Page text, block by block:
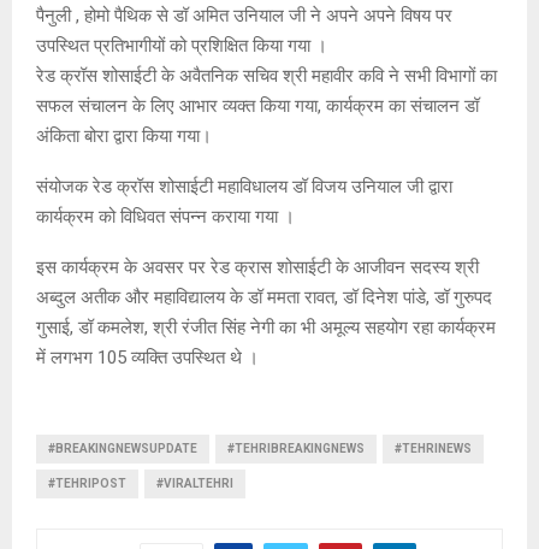
पैनुली , होमो पैथिक से डॉ अमित उनियाल जी ने अपने अपने विषय पर
उपस्थित प्रतिभागीयों को प्रशिक्षित किया गया ।
रेड क्रॉस शोसाईटी के अवैतनिक सचिव श्री महावीर कवि ने सभी विभागों का
सफल संचालन के लिए आभार व्यक्त किया गया, कार्यक्रम का संचालन डॉ
अंकिता बोरा द्वारा किया गया।
संयोजक रेड क्रॉस शोसाईटी महाविधालय डॉ विजय उनियाल जी द्वारा
कार्यक्रम को विधिवत संपन्न कराया गया ।
इस कार्यक्रम के अवसर पर रेड क्रास शोसाईटी के आजीवन सदस्य श्री
अब्दुल अतीक और महाविद्यालय के डॉ ममता रावत, डॉ दिनेश पांडे, डॉ गुरुपद
गुसाई, डॉ कमलेश, श्री रंजीत सिंह नेगी का भी अमूल्य सहयोग रहा कार्यक्रम
में लगभग 105 व्यक्ति उपस्थित थे ।
#BREAKINGNEWSUPDATE #TEHRIBREAKINGNEWS #TEHRINEWS
#TEHRIPOST #VIRALTEHRI